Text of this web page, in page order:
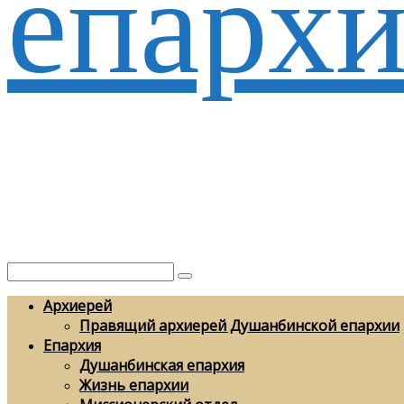
Архиерей
Правящий архиерей Душанбинской епархии
Епархия
Душанбинская епархия
Жизнь епархии